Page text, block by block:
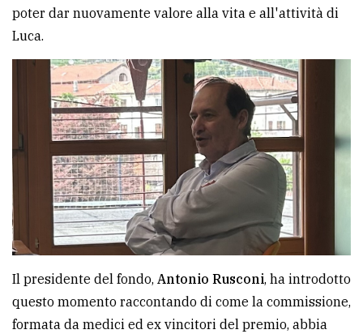
poter dar nuovamente valore alla vita e all'attività di
Luca.
Il presidente del fondo, Antonio Rusconi, ha introdotto
questo momento raccontando di come la commissione,
formata da medici ed ex vincitori del premio, abbia